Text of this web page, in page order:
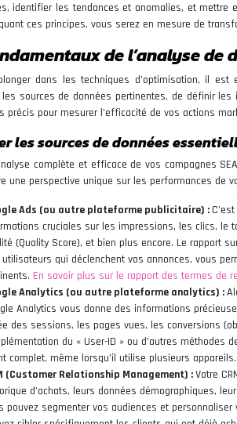
identifier les tendances et anomalies, et mettre
ces principes, vous serez en mesure de
de l’analyse de
dans les techniques d’optimisation, il
les sources de données pertinentes, de définir
précis pour mesurer l’efficacité de vos actions
les sources de données
complète et efficace de vos campagnes
une perspective unique sur les performances de
Ads (ou autre plateforme publicitaire) :
cruciales sur les impressions, les clics, le
(Quality Score), et bien plus encore. Le rapport
utilisateurs qui déclenchent vos annonces, vous
En savoir plus sur le rapport des termes de
Analytics (ou autre plateforme analytics) :
Analytics vous donne des informations
des sessions, les pages vues, les conversions
du « User-ID » ou d’autres
complet, même lorsqu’il utilise plusieurs appareils.
(Customer Relationship Management) :Votre
d’achats, leurs données démographiques,
pouvez segmenter vos audiences et